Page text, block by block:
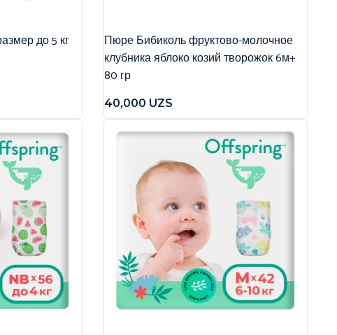
до 5 кг
Пюре Бибиколь фруктово-молочное
клубника яблоко козий творожок 6м+
80 гр
40,000 UZS